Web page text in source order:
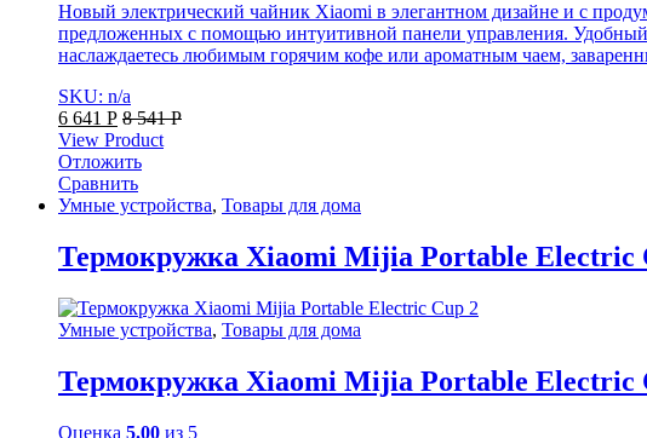
Новый электрический чайник Xiaomi в элегантном дизайне и с
предложенных с помощью интуитивной панели управления.
наслаждаетесь любимым горячим кофе или ароматным чаем,
SKU: n/a
6 641 Р 8 541Р
View Product
Отложить
Сравнить
Умные устройства, Товары для дома
Термокружка Xiaomi Mijia Portable Electric
Умные устройства, Товары для дома
Термокружка Xiaomi Mijia Portable Electric
Оценка 5.00 из 5